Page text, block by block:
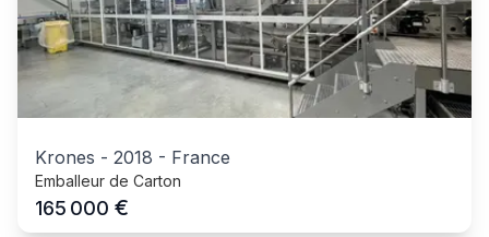
Krones - 2018 - France
Emballeur de Carton
165 000 €